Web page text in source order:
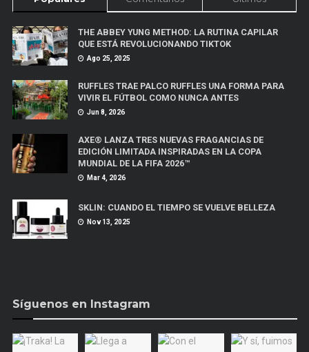
THE ABBEY YUNG METHOD: LA RUTINA CAPILAR
QUE ESTÁ REVOLUCIONANDO TIKTOK
Ago 25, 2025
RUFFLES TRAE PALCO RUFFLES UNA FORMA PARA
VIVIR EL FÚTBOL COMO NUNCA ANTES
Jun 8, 2026
AXE® LANZA TRES NUEVAS FRAGANCIAS DE
EDICIÓN LIMITADA INSPIRADAS EN LA COPA
MUNDIAL DE LA FIFA 2026™
Mar 4, 2026
SKLIN: CUANDO EL TIEMPO SE VUELVE BELLEZA
Nov 13, 2025
Síguenos en Instagram